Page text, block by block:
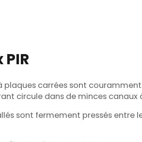
plaques carrées sont
circule dans de minces canaux
sont fermement pressés entre